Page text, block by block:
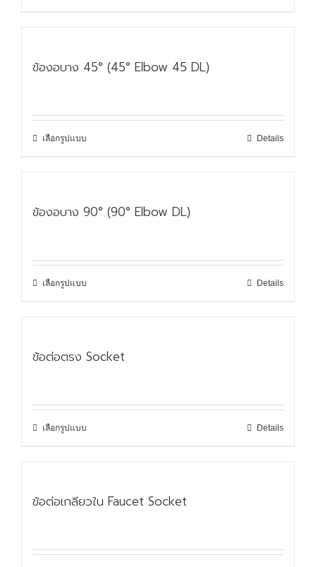
ข้องอบาง 45° (45° Elbow 45 DL)
เลือกรูปแบบ Details
ข้องอบาง 90° (90° Elbow DL)
เลือกรูปแบบ Details
ข้อต่อตรง Socket
เลือกรูปแบบ Details
ข้อต่อเกลียวใน Faucet Socket